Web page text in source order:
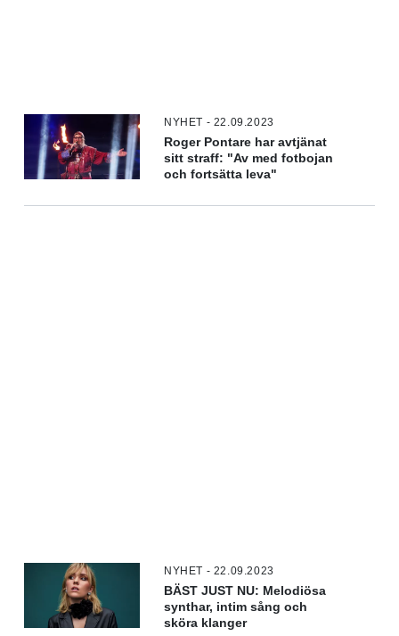
NYHET - 22.09.2023
Roger Pontare har avtjänat
sitt straff: "Av med fotbojan
och fortsätta leva"
NYHET - 22.09.2023
BÄST JUST NU: Melodiösa
synthar, intim sång och
sköra klanger